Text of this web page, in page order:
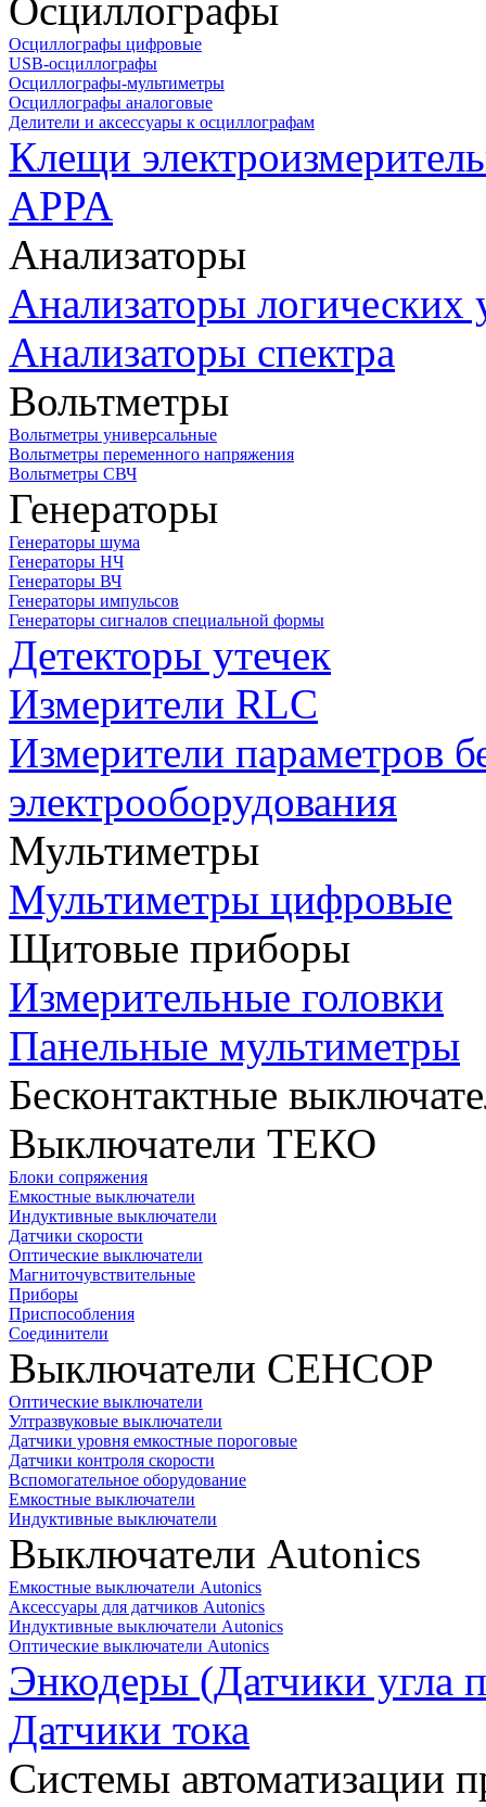
Осциллографы
Осциллографы цифровые
USB-осциллографы
Осциллографы-мультиметры
Осциллографы аналоговые
Делители и аксессуары к осциллографам
Клещи
APPA
Анализаторы
Анализаторы логических
Анализаторы спектра
Вольтметры
Вольтметры универсальные
Вольтметры переменного напряжения
Вольтметры СВЧ
Генераторы
Генераторы шума
Генераторы НЧ
Генераторы ВЧ
Генераторы импульсов
Генераторы сигналов специальной формы
Детекторы утечек
Измерители RLC
Измерители параметров
электрооборудования
Мультиметры
Мультиметры цифровые
Щитовые приборы
Измерительные головки
Панельные мультиметры
Бесконтактные
Выключатели ТЕКО
Блоки сопряжения
Емкостные выключатели
Индуктивные выключатели
Датчики скорости
Оптические выключатели
Магниточувствительные
Приборы
Приспособления
Соединители
Выключатели СЕНСОР
Оптические выключатели
Ултразвуковые выключатели
Датчики уровня емкостные пороговые
Датчики контроля скорости
Вспомогательное оборудование
Емкостные выключатели
Индуктивные выключатели
Выключатели Autonics
Емкостные выключатели Autonics
Аксессуары для датчиков Autonics
Индуктивные выключатели Autonics
Оптические выключатели Autonics
Энкодеры (Датчики угла
Датчики тока
Системы автоматизации